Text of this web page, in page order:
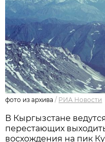
фото из архива / РИА Новости
В Кыргызстане
перестающих
восхождения на пик